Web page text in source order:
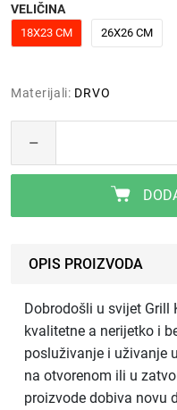
VELIČINA
18X23 CM 26X26 CM
Materijali: DRVO
OPIS PROIZVODA
Dobrodošli u svijet Grill
kvalitetne a nerijetko i
posluživanje i uživanje
na otvorenom ili u
proizvode dobiva novu